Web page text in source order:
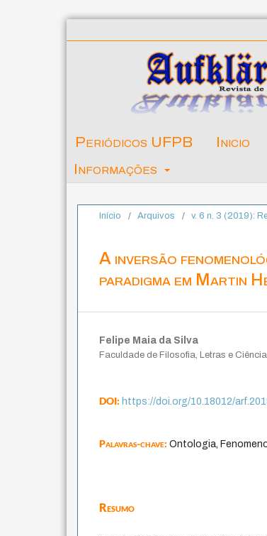
Periódicos UFPB Inicio
Informações
Início / Arquivos / v. 6 n. 3 (2019):
A inversão
paradigma em Martin
Felipe Maia da Silva
Faculdade de Filosofia, Letras e
DOI:https://doi.org/10.18012/
Palavras-chave:Ontologia,
Resumo